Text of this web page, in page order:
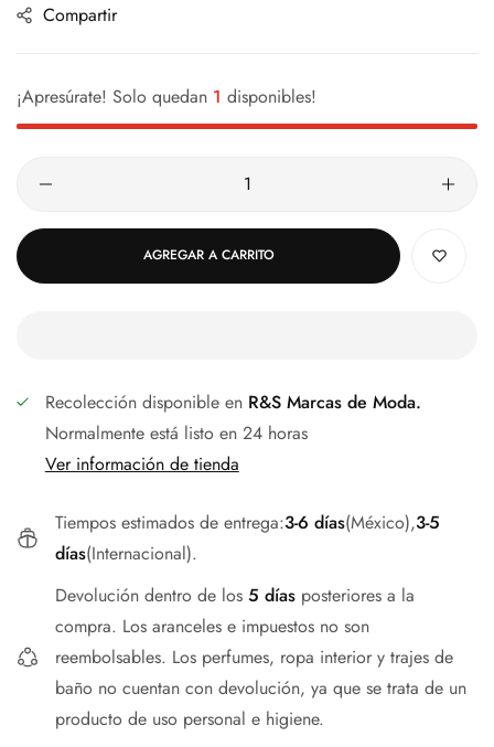
Compartir
¡Apresúrate! Solo quedan 1 disponibles!
AGREGAR A CARRITO
Recolección disponible en R&S Marcas de Moda.
Normalmente está listo en 24 horas
Ver información de tienda
Tiempos estimados de entrega:3-6 días(México),3-5
días(Internacional).
Devolución dentro de los 5 días posteriores a la
compra. Los aranceles e impuestos no son
reembolsables. Los perfumes, ropa interior y trajes de
baño no cuentan con devolución, ya que se trata de un
producto de uso personal e higiene.